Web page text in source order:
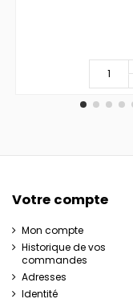
Votre compte
Mon compte
Historique de vos
commandes
Adresses
Identité